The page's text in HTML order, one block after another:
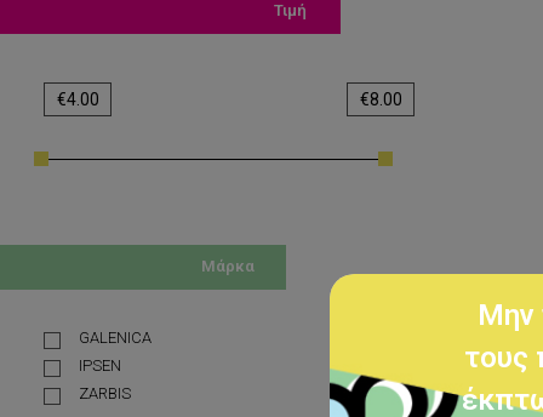
Τιμή
€4.00 €8.00
Μάρκα
GALENICA
IPSEN
ZARBIS
Μην
τους